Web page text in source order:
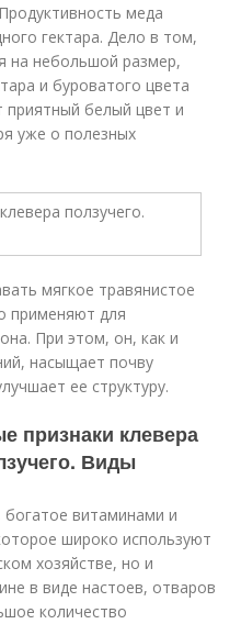
меда
гектара. Дело в том,
на небольшой размер,
и буроватого цвета
приятный белый цвет и
уже о полезных
мягкое травянистое
применяют для
При этом, он, как и
насыщает почву
ее структуру.
признаки клевера
Виды
витаминами и
широко используют
хозяйстве, но и
в виде настоев, отваров
количество